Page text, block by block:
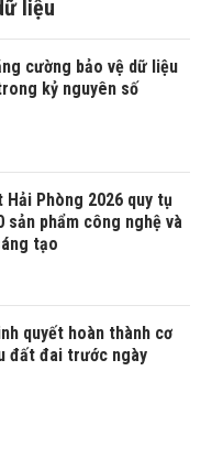
liệu
cường bảo vệ dữ liệu
kỷ nguyên số
Phòng 2026 quy tụ
sản phẩm công nghệ và
tạo
quyết hoàn thành cơ
đất đai trước ngày